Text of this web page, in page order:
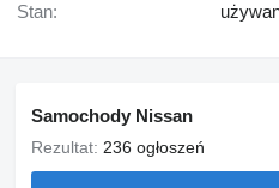
Stan:
Samochody Nissan
Rezultat: 236 ogłoszeń